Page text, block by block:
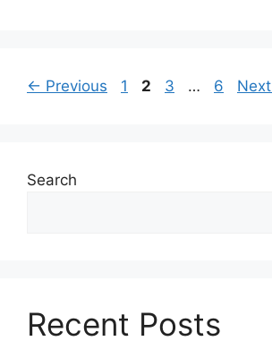
← Previous Page
1 Page
2 Page
3 … Page
6 Next
Search
Recent Posts